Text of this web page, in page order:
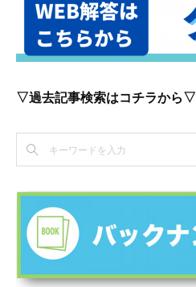
▽過去記事検索はコチラから▽